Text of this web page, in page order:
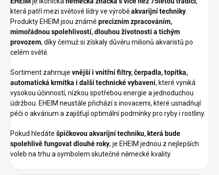
která patří mezi světové lídry ve výroběakvarijní techniky
Produkty EHEIM jsou známé precizním zpracováním,
mimořádnou spolehlivostí, dlouhou životností a tichým
provozem, díky čemuž si získaly důvěru milionů akvaristů po
celém světě.
Sortiment zahrnuje vnější i vnitřní filtry, čerpadla, topítka,
automatická krmítka i další technické vybavení, které vyniká
vysokou účinností, nízkou spotřebou energie a jednoduchou
údržbou. EHEIM neustále přichází s inovacemi, které usnadňují
péči o akvárium a zajišťují optimální podmínky pro ryby i rostliny.
Pokud hledáte špičkovou akvarijní techniku, která bude
spolehlivě fungovat dlouhé roky, je EHEIM jednou z nejlepších
voleb na trhu a symbolem skutečné německé kvality.